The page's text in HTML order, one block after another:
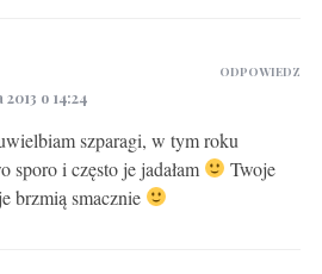
2013 o 14:24
szparagi, w tym roku
sporo i często je jadałam
Twoje
brzmią smacznie
ODPOWIEDZ